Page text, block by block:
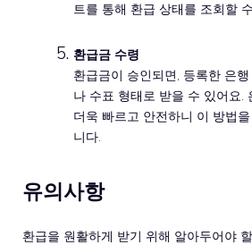
트를 통해 환급 상태를 조회할
환급금 수령
환급금이 승인되면, 등록한 은
나 수표 형태로 받을 수 있어요.
더욱 빠르고 안전하니 이 방법
니다.
유의사항
환급을 원활하게 받기 위해 알아두어야